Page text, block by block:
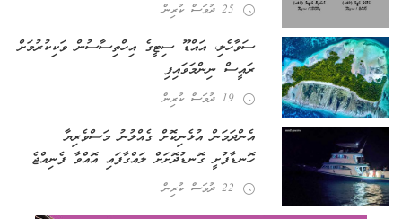
25 ދުވަސް ކުރިން
ސަވާހެލި، އައްޑޫ ސިޓީގެ އިހްތިސާސުން ވަކިކުރުމަށް
ރައީސް ނިންމަވައިފި
19 ދުވަސް ކުރިން
އެންދަމަން އުޅެނިކޮށް ގެއްލުނު މަސްވެރިޔާ
ހޮނޑާފުށީ ގޮނޑުދޮށަށް ލައްގާފައި އޮއްވާ ފެނިއްޖެ
22 ދުވަސް ކުރިން